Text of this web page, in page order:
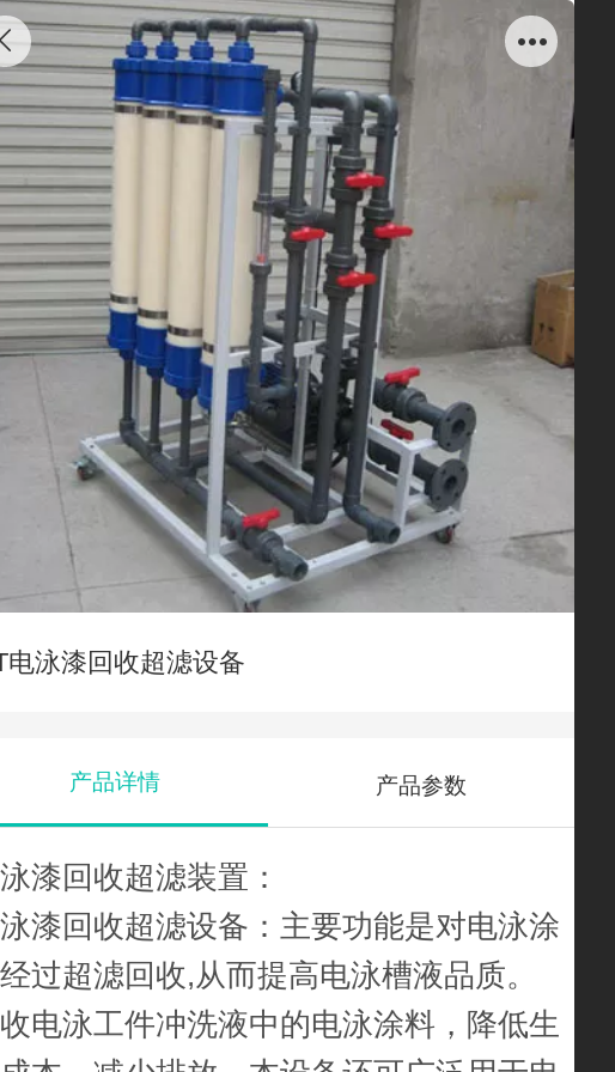
电泳漆回收超滤设备
产品详情 产品参数
漆回收超滤装置：
漆回收超滤设备：主要功能是对电泳涂
过超滤回收,从而提高电泳槽液品质。
电泳工件冲洗液中的电泳涂料，降低生